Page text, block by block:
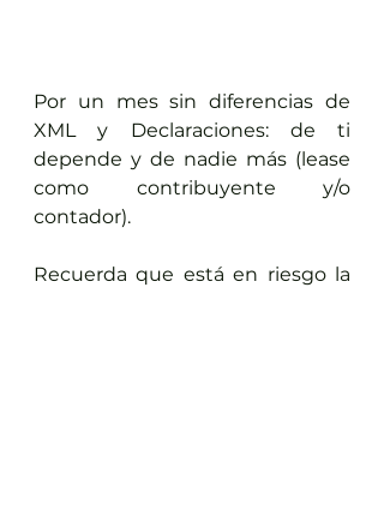
Por un mes sin diferencias de
XML y Declaraciones: de ti
depende y de nadie más (lease
como contribuyente y/o
contador).
Recuerda que está en riesgo la